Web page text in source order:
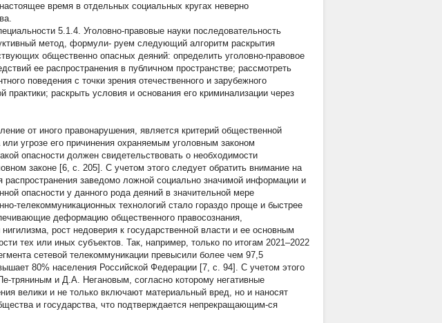
время в отдельных социальных кругах неверно
5.1.4. Уголовно-правовые науки последовательность
метод, формули- руем следующий алгоритм раскрытия
общественно опасных деяний: определить уголовно-правовое
ее распространения в публичном пространстве; рассмотреть
поведения с точки зрения отечественного и зарубежного
практики; раскрыть условия и основания его криминализации через
от иного правонарушения, является критерий общественной
угрозе его причинения охраняемым уголовным законом
опасности должен свидетельствовать о необходимости
законе [6, c. 205]. С учетом этого следует обратить внимание на
распространения заведомо ложной социально значимой информации и
опасности у данного рода деяний в значительной мере
телекоммуникационных технологий стало гораздо проще и быстрее
деформацию общественного правосознания,
рост недоверия к государственной власти и ее основным
тех или иных субъектов. Так, например, только по итогам 2021–2022
сетевой телекоммуникации превысили более чем 97,5
80% населения Российской Федерации [7, c. 94]. С учетом этого
тряниным и Д.А. Негановым, согласно которому негативные
велики и не только включают материальный вред, но и наносят
и государства, что подтверждается непрекращающим-ся